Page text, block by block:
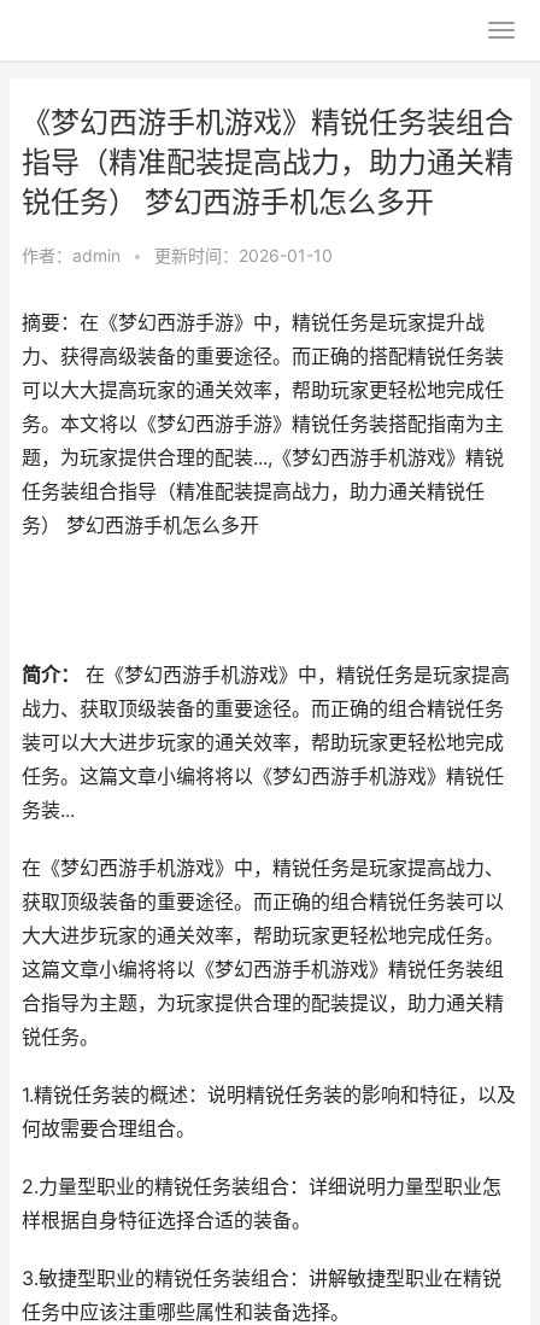
《梦幻西游手机游戏》精锐任务装组合
指导（精准配装提高战力，助力通关精
锐任务） 梦幻西游手机怎么多开
作者： admin • 更新时间：2026-01-10
摘要：在《梦幻西游手游》中，精锐任务是玩家提升战
力、获得高级装备的重要途径。而正确的搭配精锐任务装
可以大大提高玩家的通关效率，帮助玩家更轻松地完成任
务。本文将以《梦幻西游手游》精锐任务装搭配指南为主
题，为玩家提供合理的配装...,《梦幻西游手机游戏》精锐
任务装组合指导（精准配装提高战力，助力通关精锐任
务） 梦幻西游手机怎么多开
简介：
在《梦幻西游手机游戏》中，精锐任务是玩家提高
战力、获取顶级装备的重要途径。而正确的组合精锐任务
装可以大大进步玩家的通关效率，帮助玩家更轻松地完成
任务。这篇文章小编将将以《梦幻西游手机游戏》精锐任
务装...
在《梦幻西游手机游戏》中，精锐任务是玩家提高战力、
获取顶级装备的重要途径。而正确的组合精锐任务装可以
大大进步玩家的通关效率，帮助玩家更轻松地完成任务。
这篇文章小编将将以《梦幻西游手机游戏》精锐任务装组
合指导为主题，为玩家提供合理的配装提议，助力通关精
锐任务。
1.精锐任务装的概述：说明精锐任务装的影响和特征，以及
何故需要合理组合。
2.力量型职业的精锐任务装组合：详细说明力量型职业怎
样根据自身特征选择合适的装备。
3.敏捷型职业的精锐任务装组合：讲解敏捷型职业在精锐
任务中应该注重哪些属性和装备选择。